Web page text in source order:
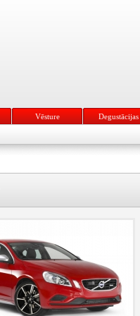
Vēsture Degustācijas